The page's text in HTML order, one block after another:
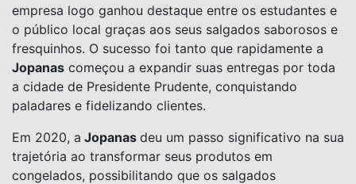
empresa logo ganhou destaque entre os estudantes e
o público local graças aos seus salgados saborosos e
fresquinhos. O sucesso foi tanto que rapidamente a
Jopanas começou a expandir suas entregas por toda
a cidade de Presidente Prudente, conquistando
paladares e fidelizando clientes.
Em 2020, a Jopanas deu um passo significativo na sua
trajetória ao transformar seus produtos em
congelados, possibilitando que os salgados